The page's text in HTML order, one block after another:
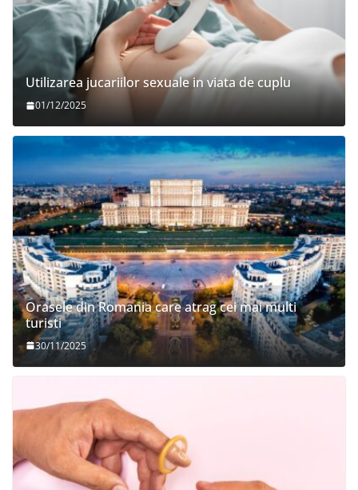
Utilizarea jucariilor sexuale in viata de cuplu
01/12/2025
Orasele din Romania care atrag cei mai multi
turisti
30/11/2025